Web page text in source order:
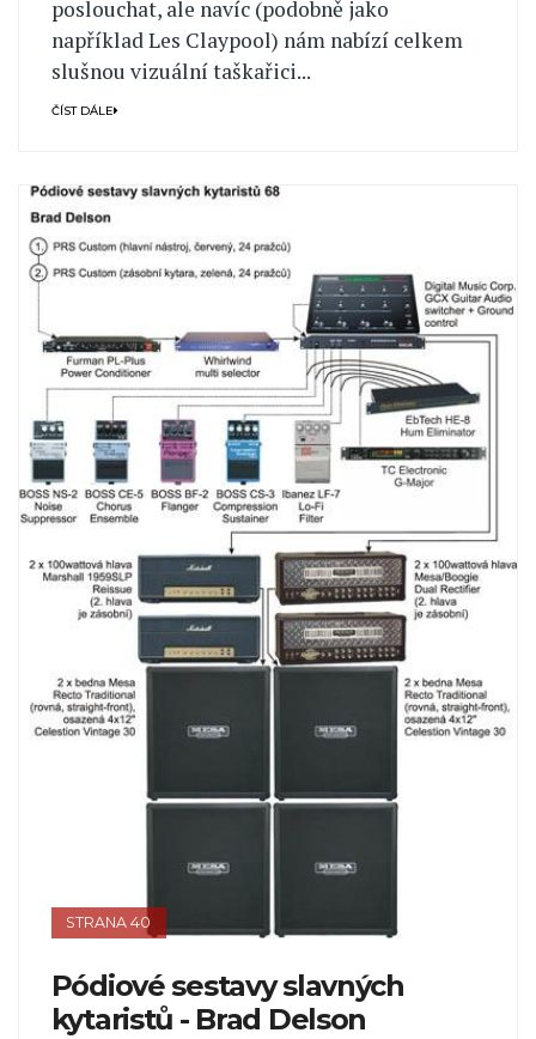
poslouchat, ale navíc (podobně jako
například Les Claypool) nám nabízí celkem
slušnou vizuální taškařici...
ČÍST DÁLE
STRANA 40
Pódiové sestavy slavných
kytaristů - Brad Delson